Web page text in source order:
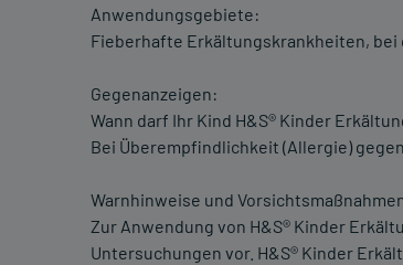
Anwendungsgebiete:
Fieberhafte Erkältungskrankheiten,
Gegenanzeigen:
Wann darf Ihr Kind H&S® Kinder
Bei Überempfindlichkeit (Allergie)
Warnhinweise und
Zur Anwendung von H&S® Kinder
Untersuchungen vor. H&S® Kinder